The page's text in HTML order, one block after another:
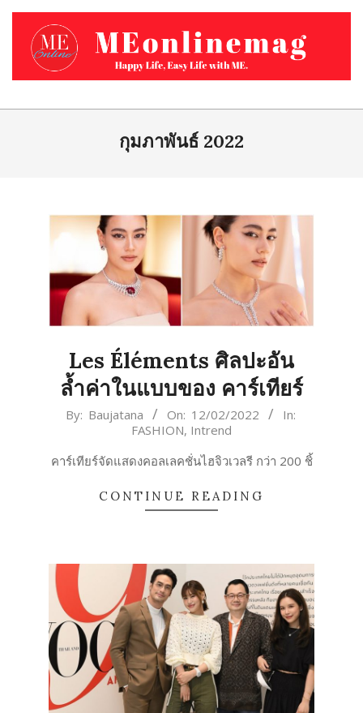
Skip
content
Primary
กุมภาพันธ์ 2022
Les Éléments ศิลปะอัน
ล้ำค่าในแบบของ คาร์เทียร์
2022-
12
By: Baujatana On: 12/02/2022
In:
FASHION, Intrend
คาร์เทียร์จัดแสดงคอลเลคชั่นไฮจิวเวลรี กว่า 200 ชิ้
CONTINUE READING